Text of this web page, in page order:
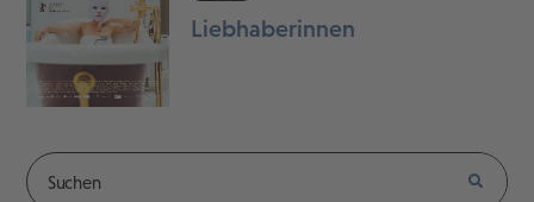
Liebhaberinnen